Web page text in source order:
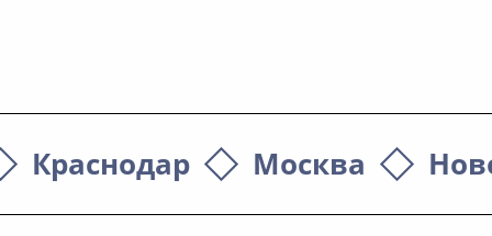
Краснодар Москва